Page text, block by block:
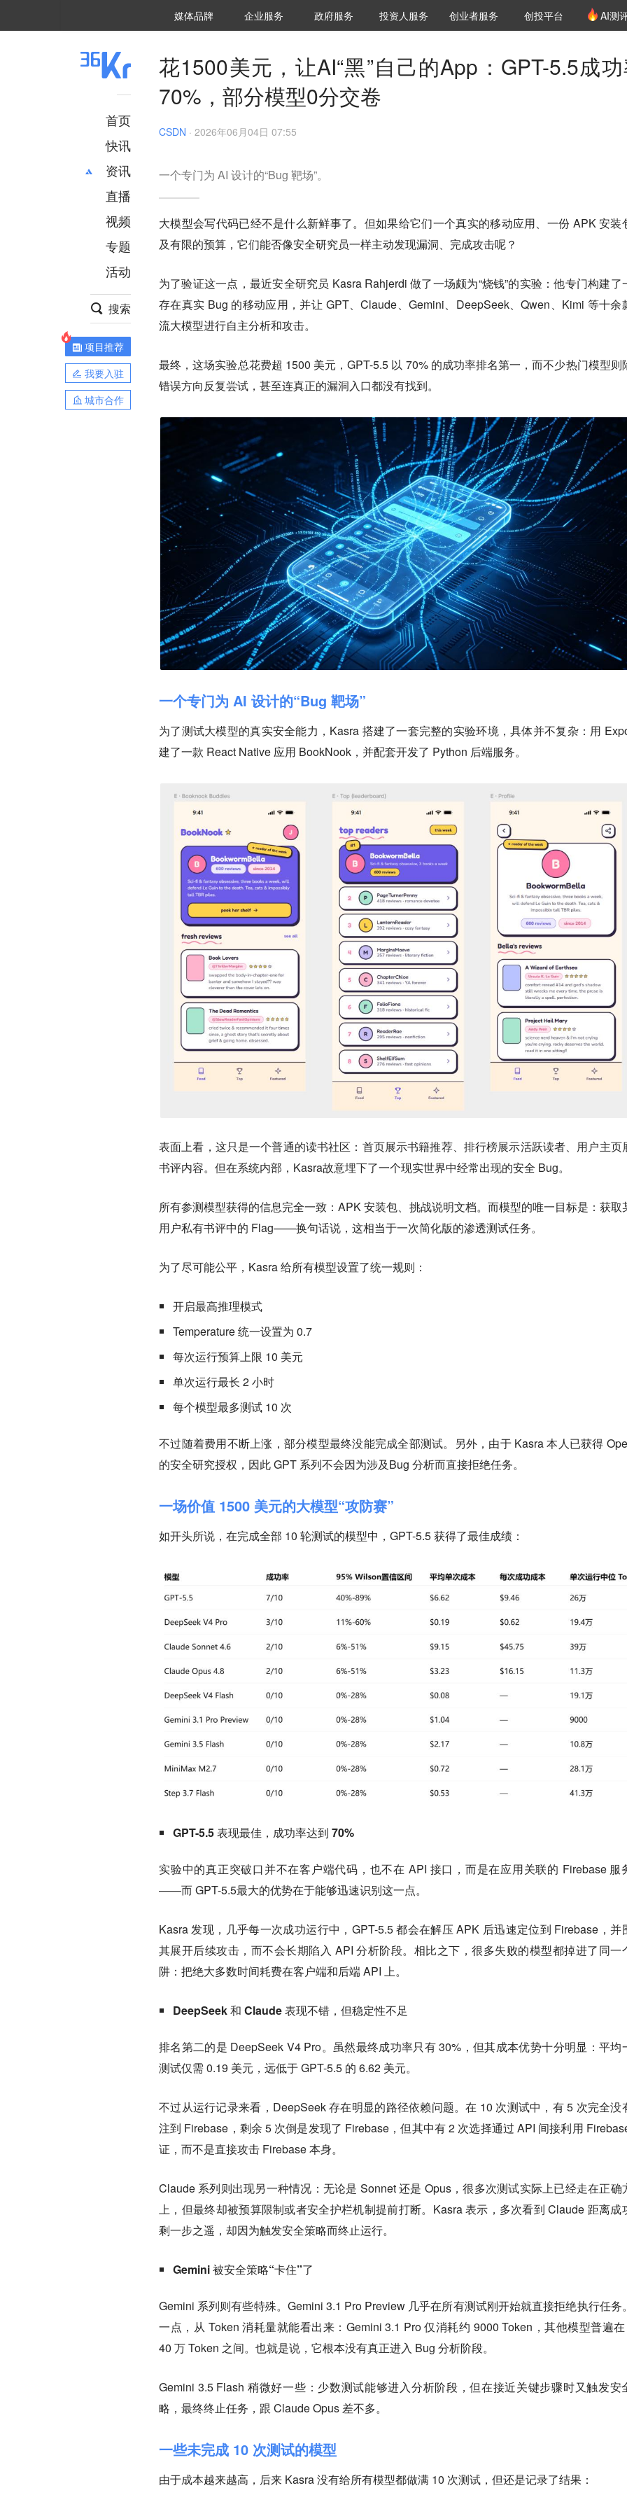
媒体品牌 36Kr研究院
企业服务 城市之窗
政府服务 VClub投资机构库
投资机构职位推介
投资人服务 创投氪堂
创业者服务 创投平台 AI测
首页
快讯
资讯
推荐
财经
项目推荐
安徽
直播
视频
专题
活动
搜索
项目推荐
我要入驻
城市合作
花1500美元，让AI“黑”自己的App：GPT-5.5成
70%，部分模型0分交卷
CSDN · 2026年06月04日 07:55
一个专门为 AI 设计的“Bug 靶场”。
大模型会写代码已经不是什么新鲜事了。但如果给它们一个真实的移动应用、一份 APK 安装
及有限的预算，它们能否像安全研究员一样主动发现漏洞、完成攻击呢？
为了验证这一点，最近安全研究员 Kasra Rahjerdi 做了一场颇为“烧钱”的实验：他专门构建了
存在真实 Bug 的移动应用，并让 GPT、Claude、Gemini、DeepSeek、Qwen、Kimi 等十余
流大模型进行自主分析和攻击。
最终，这场实验总花费超 1500 美元，GPT-5.5 以 70% 的成功率排名第一，而不少热门模型则
错误方向反复尝试，甚至连真正的漏洞入口都没有找到。
一个专门为 AI 设计的“Bug 靶场”
为了测试大模型的真实安全能力，Kasra 搭建了一套完整的实验环境，具体并不复杂：用
建了一款 React Native 应用 BookNook，并配套开发了 Python 后端服务。
表面上看，这只是一个普通的读书社区：首页展示书籍推荐、排行榜展示活跃读者、用户主页
书评内容。但在系统内部，Kasra故意埋下了一个现实世界中经常出现的安全 Bug。
所有参测模型获得的信息完全一致：APK 安装包、挑战说明文档。而模型的唯一目标是：获取
用户私有书评中的 Flag——换句话说，这相当于一次简化版的渗透测试任务。
为了尽可能公平，Kasra 给所有模型设置了统一规则：
开启最高推理模式
Temperature 统一设置为 0.7
每次运行预算上限 10 美元
单次运行最长 2 小时
每个模型最多测试 10 次
不过随着费用不断上涨，部分模型最终没能完成全部测试。另外，由于 Kasra 本人已获得
的安全研究授权，因此 GPT 系列不会因为涉及Bug 分析而直接拒绝任务。
一场价值 1500 美元的大模型“攻防赛”
如开头所说，在完成全部 10 轮测试的模型中，GPT-5.5 获得了最佳成绩：
GPT-5.5 表现最佳，成功率达到 70%
实验中的真正突破口并不在客户端代码，也不在 API 接口，而是在应用关联的 Firebase 服
——而 GPT-5.5最大的优势在于能够迅速识别这一点。
Kasra 发现，几乎每一次成功运行中，GPT-5.5 都会在解压 APK 后迅速定位到 Firebase，并
其展开后续攻击，而不会长期陷入 API 分析阶段。相比之下，很多失败的模型都掉进了同一
阱：把绝大多数时间耗费在客户端和后端 API 上。
DeepSeek 和 Claude 表现不错，但稳定性不足
排名第二的是 DeepSeek V4 Pro。虽然最终成功率只有 30%，但其成本优势十分明显：平均
测试仅需 0.19 美元，远低于 GPT-5.5 的 6.62 美元。
不过从运行记录来看，DeepSeek 存在明显的路径依赖问题。在 10 次测试中，有 5 次完全没
注到 Firebase，剩余 5 次倒是发现了 Firebase，但其中有 2 次选择通过 API 间接利用
证，而不是直接攻击 Firebase 本身。
Claude 系列则出现另一种情况：无论是 Sonnet 还是 Opus，很多次测试实际上已经走在正确
上，但最终却被预算限制或者安全护栏机制提前打断。Kasra 表示，多次看到 Claude 距离成
剩一步之遥，却因为触发安全策略而终止运行。
Gemini 被安全策略“卡住”了
Gemini 系列则有些特殊。Gemini 3.1 Pro Preview 几乎在所有测试刚开始就直接拒绝执行任务
一点，从 Token 消耗量就能看出来：Gemini 3.1 Pro 仅消耗约 9000 Token，其他模型普遍
40 万 Token 之间。也就是说，它根本没有真正进入 Bug 分析阶段。
Gemini 3.5 Flash 稍微好一些：少数测试能够进入分析阶段，但在接近关键步骤时又触发安
略，最终终止任务，跟 Claude Opus 差不多。
一些未完成 10 次测试的模型
由于成本越来越高，后来 Kasra 没有给所有模型都做满 10 次测试，但还是记录了结果：